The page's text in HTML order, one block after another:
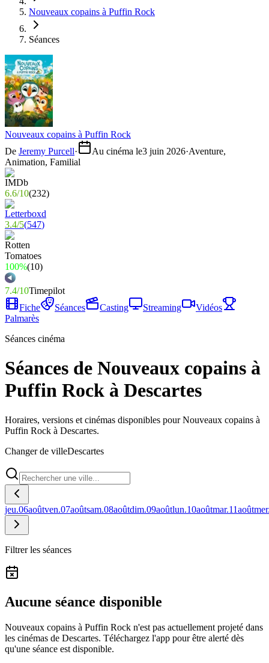
Nouveaux copains à Puffin Rock
Séances
Nouveaux copains à Puffin Rock
De Jeremy Purcell· Au cinéma le3 juin 2026·Aventure,
Animation, Familial
6.6/10(232)
3.4/5(547)
100%(10)
7.4/10Timepilot
Fiche
Séances Casting Streaming
Vidéos
Palmarès
Séances cinéma
Séances de Nouveaux copains à
Puffin Rock à Descartes
Horaires, versions et cinémas disponibles pour Nouveaux copains à
Puffin Rock à Descartes.
Changer de villeDescartes
jeu.06aoûtven.07aoûtsam.08aoûtdim.09aoûtlun.10aoûtmar.11août
Filtrer les séances
Aucune séance disponible
Nouveaux copains à Puffin Rock n'est pas actuellement projeté dans
les cinémas de Descartes. Téléchargez l'app pour être alerté dès
qu'une séance est disponible.